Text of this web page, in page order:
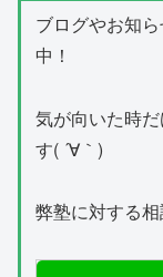
ブログやお知
中！
気が向いた時
す( ´∀｀)
弊塾に対する